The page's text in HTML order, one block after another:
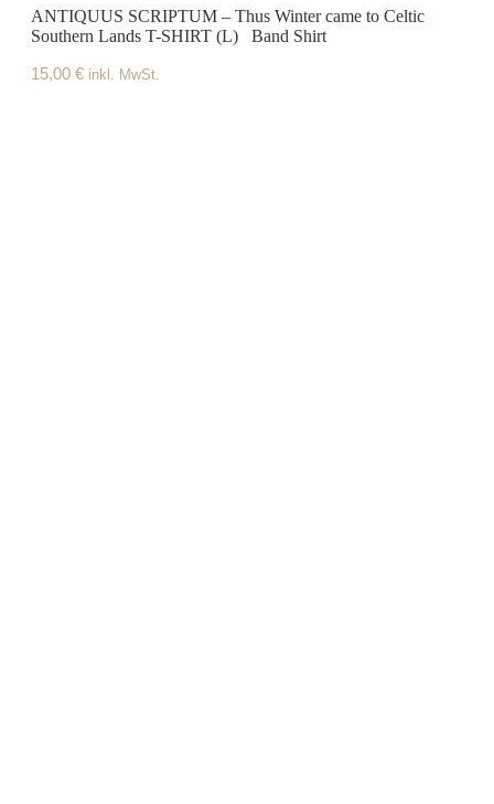
ANTIQUUS SCRIPTUM – Thus Winter came to Celtic
Southern Lands T-SHIRT (L) Band Shirt
15,00 € inkl. MwSt.